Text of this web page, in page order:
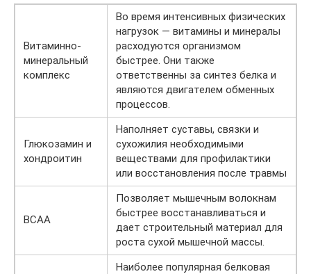
Витаминно-
минеральный
комплекс
Во время интенсивных физических
нагрузок — витамины и минералы
расходуются организмом
быстрее. Они также
ответственны за синтез белка и
являются двигателем обменных
процессов.
Глюкозамин и
хондроитин
Наполняет суставы, связки и
сухожилия необходимыми
веществами для профилактики
или восстановления после травмы
BCAA
Позволяет мышечным волокнам
быстрее восстанавливаться и
дает строительный материал для
роста сухой мышечной массы.
Наиболее популярная белковая